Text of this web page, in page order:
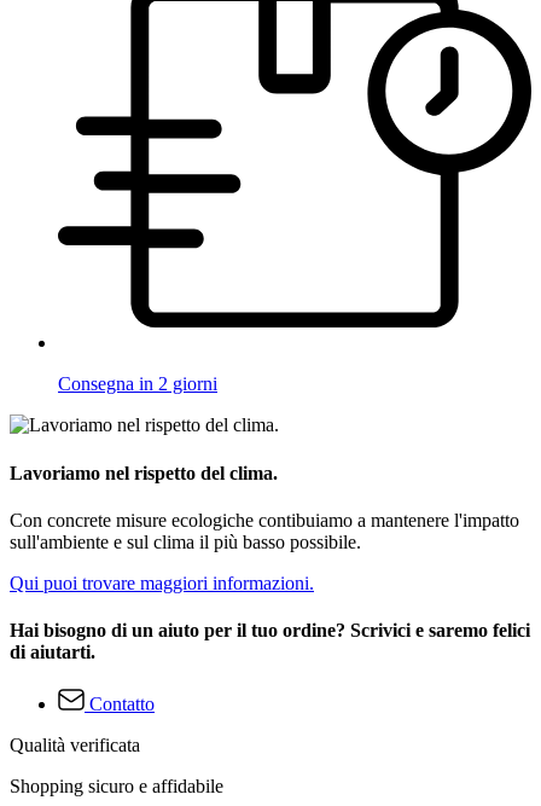
Consegna in 2 giorni
Lavoriamo nel rispetto del clima.
Con concrete misure ecologiche contibuiamo a mantenere l'impatto
sull'ambiente e sul clima il più basso possibile.
Qui puoi trovare maggiori informazioni.
Hai bisogno di un aiuto per il tuo ordine? Scrivici e saremo felici
di aiutarti.
Contatto
Qualità verificata
Shopping sicuro e affidabile